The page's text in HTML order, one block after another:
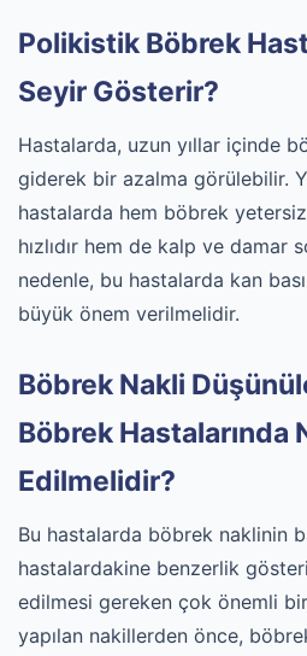
Polikistik Böbrek
Seyir Gösterir?
Hastalarda, uzun yıllar içinde
giderek bir azalma görülebilir.
hastalarda hem böbrek
hızlıdır hem de kalp ve damar
nedenle, bu hastalarda kan
büyük önem verilmelidir.
Böbrek Nakli
Böbrek Hastalarında
Edilmelidir?
Bu hastalarda böbrek naklinin
hastalardakine benzerlik
edilmesi gereken çok önemli
yapılan nakillerden önce,